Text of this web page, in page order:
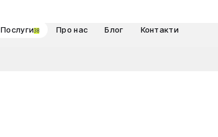
Послуги38 Про нас Блог Контакти